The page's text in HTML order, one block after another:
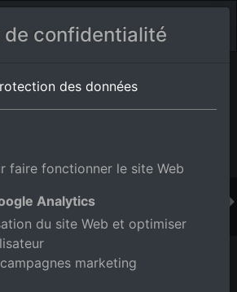
Ettlingen/Schluttenbach
Wurtemberg,Allemagne
int.
de confidentialité
des données
faire fonctionner le site Web
Analytics
du site Web et optimiser
marketing